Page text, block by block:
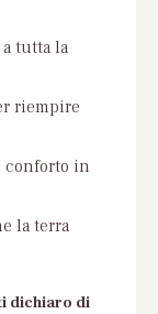
tutta la
riempire
conforto in
la terra
dichiaro di